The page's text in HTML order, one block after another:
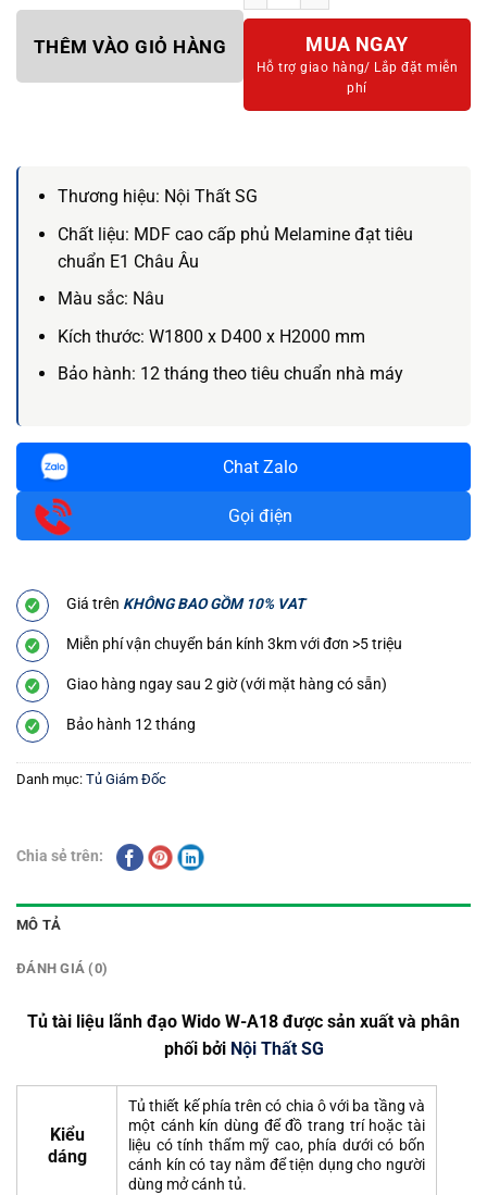
THÊM VÀO GIỎ HÀNG MUA NGAY
Hỗ trợ giao hàng/ Lắp đặt miễn
phí
Thương hiệu: Nội Thất SG
Chất liệu: MDF cao cấp phủ Melamine đạt tiêu
chuẩn E1 Châu Âu
Màu sắc: Nâu
Kích thước: W1800 x D400 x H2000 mm
Bảo hành: 12 tháng theo tiêu chuẩn nhà máy
Chat Zalo
Gọi điện
Giá trên KHÔNG BAO GỒM 10% VAT
Miễn phí vận chuyển bán kính 3km với đơn >5 triệu
Giao hàng ngay sau 2 giờ (với mặt hàng có sẵn)
Bảo hành 12 tháng
Danh mục: Tủ Giám Đốc
Chia sẻ trên:
MÔ TẢ
ĐÁNH GIÁ (0)
Tủ tài liệu lãnh đạo Wido W-A18 được sản xuất và phân
phối bởi Nội Thất SG
Kiểu
dáng
Tủ thiết kế phía trên có chia ô với ba tầng và
một cánh kín dùng để đồ trang trí hoặc tài
liệu có tính thẩm mỹ cao, phía dưới có bốn
cánh kín có tay nắm để tiện dụng cho người
dùng mở cánh tủ.